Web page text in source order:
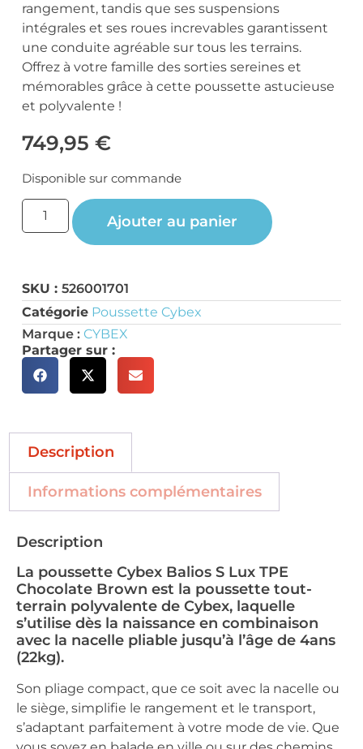
rangement, tandis que ses suspensions
intégrales et ses roues increvables garantissent
une conduite agréable sur tous les terrains.
Offrez à votre famille des sorties sereines et
mémorables grâce à cette poussette astucieuse
et polyvalente !
749,95 €
Disponible sur commande
Ajouter au panier
SKU : 526001701
Catégorie Poussette Cybex
Marque : CYBEX
Partager sur :
Description
Informations complémentaires
Description
La poussette Cybex Balios S Lux TPE
Chocolate Brown est la poussette tout-
terrain polyvalente de Cybex, laquelle
s’utilise dès la naissance en combinaison
avec la nacelle pliable jusqu’à l’âge de 4ans
(22kg).
Son pliage compact, que ce soit avec la nacelle ou
le siège, simplifie le rangement et le transport,
s’adaptant parfaitement à votre mode de vie. Que